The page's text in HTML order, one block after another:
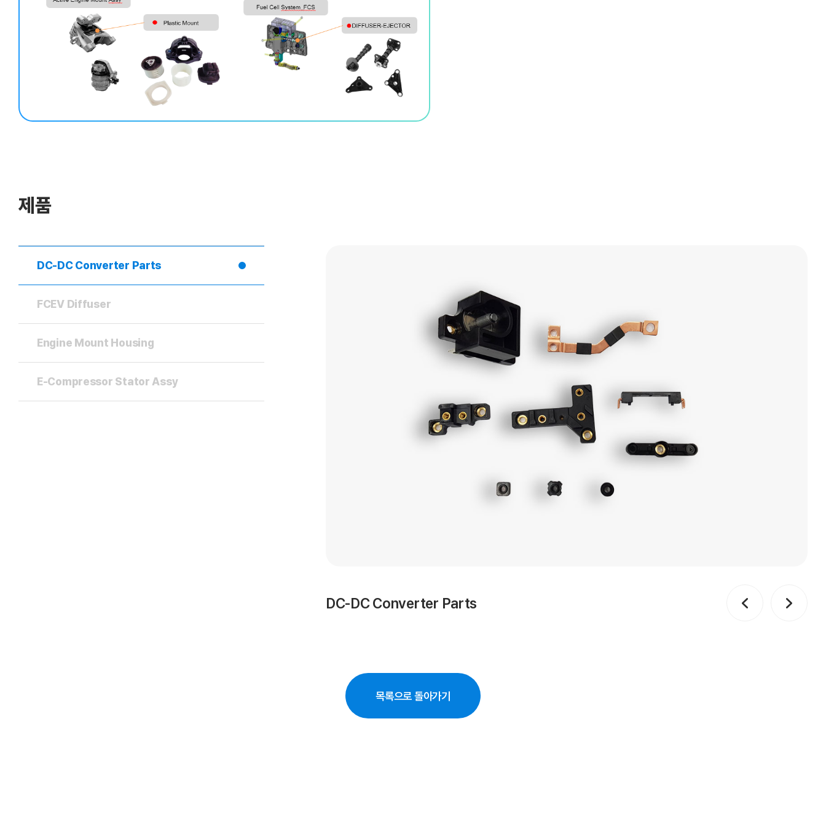
제품
DC-DC Converter Parts
FCEV Diffuser
Engine Mount Housing
E-Compressor Stator Assy
DC-DC Converter Parts
FCEV Diffuser
Engine Mount Housing
E-Compressor Stator Assy
목록으로 돌아가기